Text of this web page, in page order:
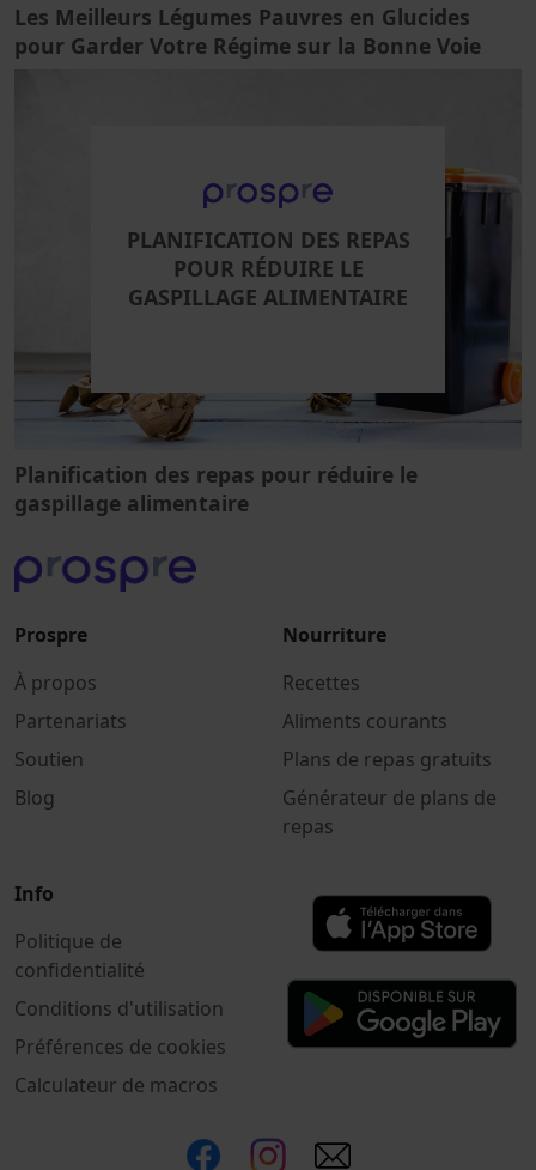
Les Meilleurs Légumes Pauvres en Glucides
pour Garder Votre Régime sur la Bonne Voie
PLANIFICATION DES REPAS
POUR RÉDUIRE LE
GASPILLAGE ALIMENTAIRE
Planification des repas pour réduire le
gaspillage alimentaire
Prospre
À propos
Partenariats
Soutien
Blog
Nourriture
Recettes
Aliments courants
Plans de repas gratuits
Générateur de plans de
repas
Info
Politique de
confidentialité
Conditions d'utilisation
Préférences de cookies
Calculateur de macros